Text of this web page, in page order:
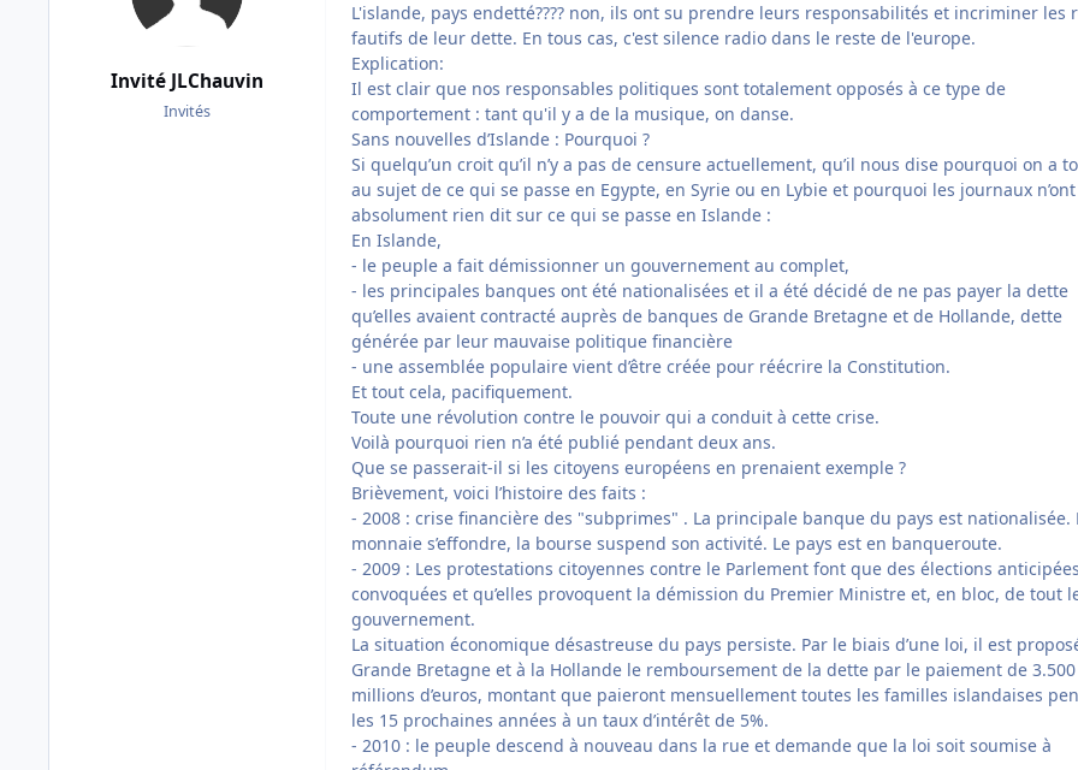
Invité JLChauvin
Invités
L'islande, pays endetté???? non, ils ont su prendre leurs responsabilités et incriminer les
fautifs de leur dette. En tous cas, c'est silence radio dans le reste de l'europe.
Explication:
Il est clair que nos responsables politiques sont totalement opposés à ce type de
comportement : tant qu'il y a de la musique, on danse.
Sans nouvelles d’Islande : Pourquoi ?
Si quelqu’un croit qu’il n’y a pas de censure actuellement, qu’il nous dise pourquoi on a
au sujet de ce qui se passe en Egypte, en Syrie ou en Lybie et pourquoi les journaux n’ont
absolument rien dit sur ce qui se passe en Islande :
En Islande,
- le peuple a fait démissionner un gouvernement au complet,
- les principales banques ont été nationalisées et il a été décidé de ne pas payer la dette
qu’elles avaient contracté auprès de banques de Grande Bretagne et de Hollande, dette
générée par leur mauvaise politique financière
- une assemblée populaire vient d’être créée pour réécrire la Constitution.
Et tout cela, pacifiquement.
Toute une révolution contre le pouvoir qui a conduit à cette crise.
Voilà pourquoi rien n’a été publié pendant deux ans.
Que se passerait-il si les citoyens européens en prenaient exemple ?
Brièvement, voici l’histoire des faits :
- 2008 : crise financière des "subprimes" . La principale banque du pays est nationalisée.
monnaie s’effondre, la bourse suspend son activité. Le pays est en banqueroute.
- 2009 : Les protestations citoyennes contre le Parlement font que des élections
convoquées et qu’elles provoquent la démission du Premier Ministre et, en bloc, de tout
gouvernement.
La situation économique désastreuse du pays persiste. Par le biais d’une loi, il est
Grande Bretagne et à la Hollande le remboursement de la dette par le paiement de 3.500
millions d’euros, montant que paieront mensuellement toutes les familles islandaises
les 15 prochaines années à un taux d’intérêt de 5%.
- 2010 : le peuple descend à nouveau dans la rue et demande que la loi soit soumise à